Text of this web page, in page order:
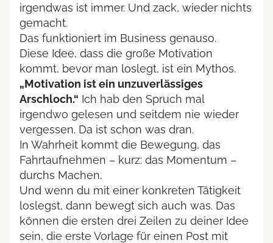
irgendwas ist immer. Und zack, wieder nichts
gemacht.
Das funktioniert im Business genauso.
Diese Idee, dass die große Motivation
kommt, bevor man loslegt, ist ein Mythos.
„Motivation ist ein unzuverlässiges
Arschloch.“ Ich hab den Spruch mal
irgendwo gelesen und seitdem nie wieder
vergessen. Da ist schon was dran.
In Wahrheit kommt die Bewegung, das
Fahrtaufnehmen – kurz: das Momentum –
durchs Machen.
Und wenn du mit einer konkreten Tätigkeit
loslegst, dann bewegt sich auch was. Das
können die ersten drei Zeilen zu deiner Idee
sein, die erste Vorlage für einen Post mit